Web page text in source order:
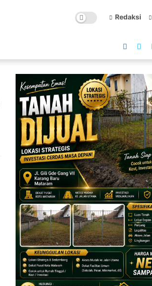
Redaksi